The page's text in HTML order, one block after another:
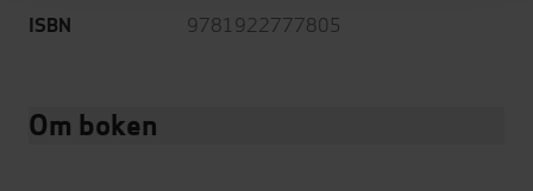
ISBN 9781922777805
Om boken